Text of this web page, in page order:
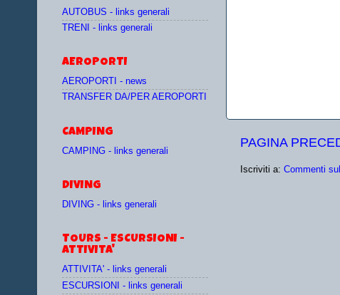
PAGINA
Iscriviti a: Commenti
AUTOBUS - links generali
TRENI - links generali
AEROPORTI
AEROPORTI - news
TRANSFER DA/PER AEROPORTI
CAMPING
CAMPING - links generali
DIVING
DIVING - links generali
TOURS - ESCURSIONI -
ATTIVITA'
ATTIVITA' - links generali
ESCURSIONI - links generali